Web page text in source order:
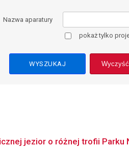
Nazwa aparatury
pokaż tylko
jezior o różnej trofii Parku